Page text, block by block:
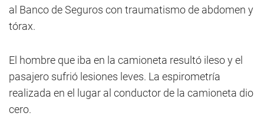
al Banco de Seguros con traumatismo de abdomen y
tórax.
El hombre que iba en la camioneta resultó ileso y el
pasajero sufrió lesiones leves. La espirometría
realizada en el lugar al conductor de la camioneta dio
cero.